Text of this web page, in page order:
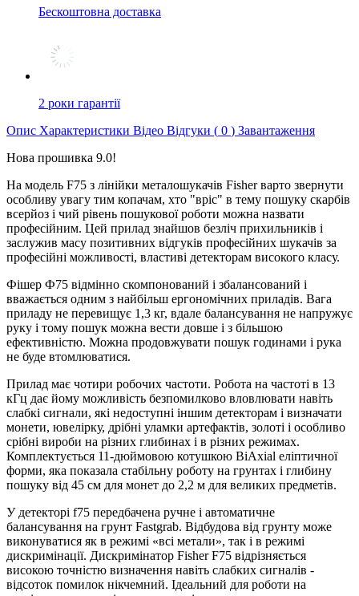
Бескоштовна доставка
2 роки гарантії
Опис Характеристики Відео Відгуки ( 0 ) Завантаження
Нова прошивка 9.0!
На модель F75 з лінійки металошукачів Fisher варто звернути
особливу увагу тим копачам, хто "вріс" в тему пошуку скарбів
всерйоз і чий рівень пошукової роботи можна назвати
професійним. Цей прилад знайшов безліч прихильників і
заслужив масу позитивних відгуків професійних шукачів за
професійні можливості, властиві детекторам високого класу.
Фішер Ф75 відмінно скомпонований і збалансований і
вважається одним з найбільш ергономічних приладів. Вага
приладу не перевищує 1,3 кг, вдале балансування не напружує
руку і тому пошук можна вести довше і з більшою
ефективністю. Можна продовжувати пошук годинами і рука
не буде втомлюватися.
Прилад має чотири робочих частоти. Робота на частоті в 13
кГц дає йому можливість безпомилково вловлювати навіть
слабкі сигнали, які недоступні іншим детекторам і визначати
монети, ювелірку, дрібні уламки артефактів, золоті і особливо
срібні вироби на різних глибинах і в різних режимах.
Комплектується 11-дюймовою котушкою BiAxial еліптичної
форми, яка показала стабільну роботу на грунтах і глибину
пошуку від 45 см для монет до 2,2 м для великих предметів.
У детекторі f75 передбачена ручне і автоматичне
балансування на грунт Fastgrab. Відбудова від грунту може
виконуватися як в режимі «всі метали», так і в режимі
дискримінації. Дискримінатор Fisher F75 відрізняється
високою точністю визначення навіть слабких сигналів -
відсоток помилок нікчемний. Ідеальний для роботи на